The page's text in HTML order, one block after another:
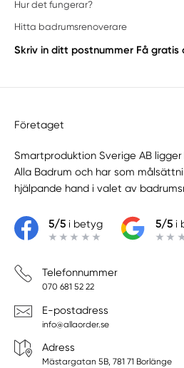
Hur det fungerar?
Hitta badrumsrenoverare
Skriv in ditt postnummer Få gratis
Företaget
Smartproduktion Sverige AB
Alla Badrum och har som
hjälpande hand i valet av
5/5i betyg 5/5i
Telefonnummer
070 681 52 22
E-postadress
info@allaorder.se
Adress
Mästargatan 5B, 781 71 Borlänge